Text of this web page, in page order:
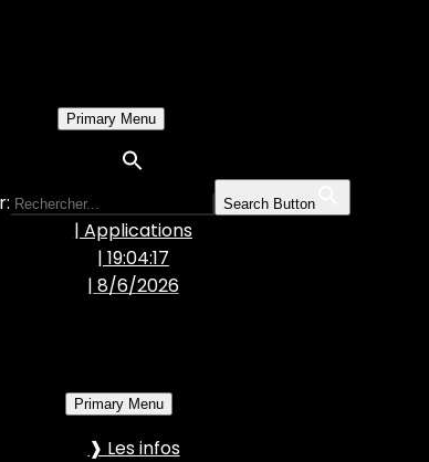
Primary Menu
Search Button
| Applications
| 19:04:19
| 8/6/2026
Primary Menu
❱ Les infos